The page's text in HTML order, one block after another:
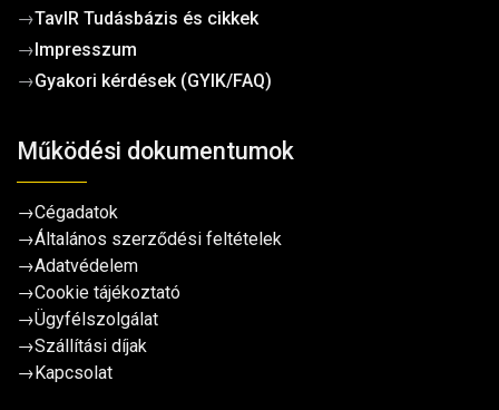
→TavIR Tudásbázis és cikkek
→ Impresszum
→Gyakori kérdések (GYIK/FAQ)
Működési dokumentumok
→Cégadatok
→Általános szerződési feltételek
→Adatvédelem
→Cookie tájékoztató
→Ügyfélszolgálat
→Szállítási díjak
→ Kapcsolat